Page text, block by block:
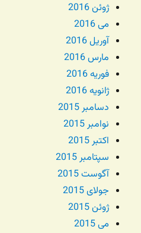
ژوئن 2016
می 2016
آوریل 2016
مارس 2016
فوریه 2016
ژانویه 2016
دسامبر 2015
نوامبر 2015
اکتبر 2015
سپتامبر 2015
آگوست 2015
جولای 2015
ژوئن 2015
می 2015